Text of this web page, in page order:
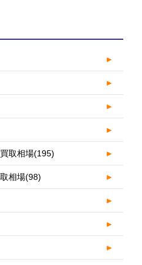
►
►
►
►
取相場(195) ►
相場(98) ►
►
►
►